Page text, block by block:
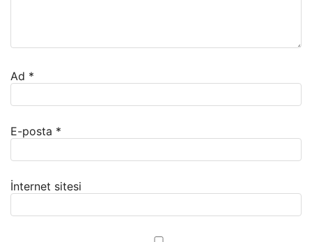
Ad *
E-posta *
İnternet sitesi